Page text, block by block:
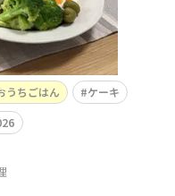
うちごはん
ケーキ